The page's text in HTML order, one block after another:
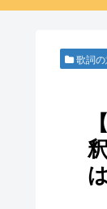
歌詞の